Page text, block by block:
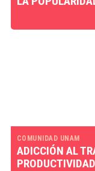
COMUNIDAD UNAM
ADICCIÓN AL
PRODUCTIVIDAD